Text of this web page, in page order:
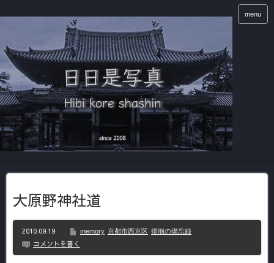
menu
大原野神社道
2010.09.19 memory 京都市西京区 徘徊の備忘録
コメントを書く